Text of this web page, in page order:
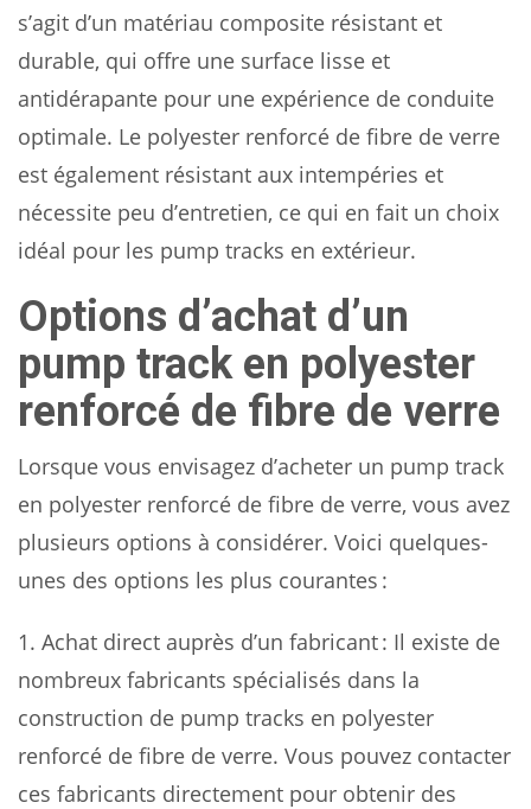
s’agit d’un matériau composite résistant et
durable, qui offre une surface lisse et
antidérapante pour une expérience de conduite
optimale. Le polyester renforcé de fibre de verre
est également résistant aux intempéries et
nécessite peu d’entretien, ce qui en fait un choix
idéal pour les pump tracks en extérieur.
Options d’achat d’un
pump track en polyester
renforcé de fibre de verre
Lorsque vous envisagez d’acheter un pump track
en polyester renforcé de fibre de verre, vous avez
plusieurs options à considérer. Voici quelques-
unes des options les plus courantes :
1. Achat direct auprès d’un fabricant : Il existe de
nombreux fabricants spécialisés dans la
construction de pump tracks en polyester
renforcé de fibre de verre. Vous pouvez contacter
ces fabricants directement pour obtenir des